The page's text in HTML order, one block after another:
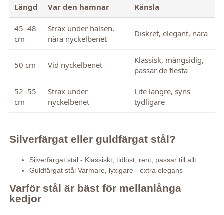
Längd Var den hamnar Känsla
45–48
cm
Strax under halsen,
nära nyckelbenet
Diskret, elegant, nära
50 cm Vid nyckelbenet
Klassisk, mångsidig,
passar de flesta
52–55
cm
Strax under
nyckelbenet
Lite längre, syns
tydligare
Silverfärgat eller guldfärgat stål?
Silverfärgat stål - Klassiskt, tidlöst, rent, passar till allt
Guldfärgat stål Varmare, lyxigare - extra elegans
Varför stål är bäst för mellanlånga
kedjor